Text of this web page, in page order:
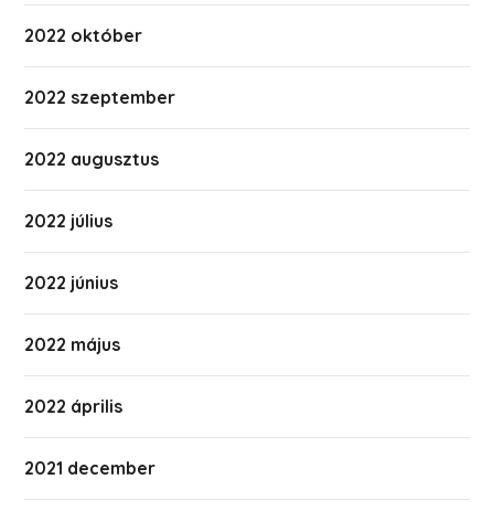
2022 október
2022 szeptember
2022 augusztus
2022 július
2022 június
2022 május
2022 április
2021 december